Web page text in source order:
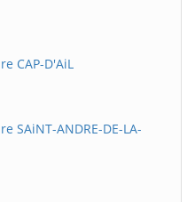
CAP-D'AiL
SAiNT-ANDRE-DE-LA-